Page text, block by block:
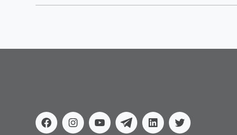
FacebookInstagram
YoutubeTelegramLinkedinTwitter